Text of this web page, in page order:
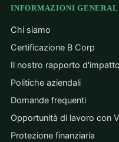
INFORMAZIONI
Chi siamo
Certificazione B Corp
Il nostro rapporto d'impatto
Politiche aziendali
Domande frequenti
Opportunità di lavoro con
Protezione finanziaria